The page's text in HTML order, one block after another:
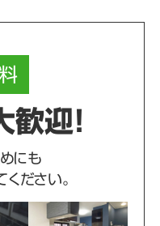
歓迎！
にも
ださい。